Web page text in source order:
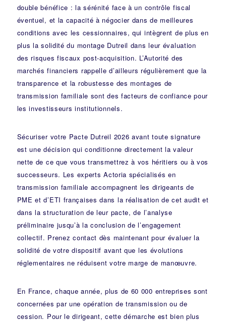
double bénéfice : la sérénité face à un contrôle fiscal
éventuel, et la capacité à négocier dans de meilleures
conditions avec les cessionnaires, qui intègrent de plus en
plus la solidité du montage Dutreil dans leur évaluation
des risques fiscaux post-acquisition. L’Autorité des
marchés financiers rappelle d’ailleurs régulièrement que la
transparence et la robustesse des montages de
transmission familiale sont des facteurs de confiance pour
les investisseurs institutionnels.
Sécuriser votre Pacte Dutreil 2026 avant toute signature
est une décision qui conditionne directement la valeur
nette de ce que vous transmettrez à vos héritiers ou à vos
successeurs. Les experts Actoria spécialisés en
transmission familiale accompagnent les dirigeants de
PME et d’ETI françaises dans la réalisation de cet audit et
dans la structuration de leur pacte, de l’analyse
préliminaire jusqu’à la conclusion de l’engagement
collectif. Prenez contact dès maintenant pour évaluer la
solidité de votre dispositif avant que les évolutions
réglementaires ne réduisent votre marge de manœuvre.
En France, chaque année, plus de 60 000 entreprises sont
concernées par une opération de transmission ou de
cession. Pour le dirigeant, cette démarche est bien plus